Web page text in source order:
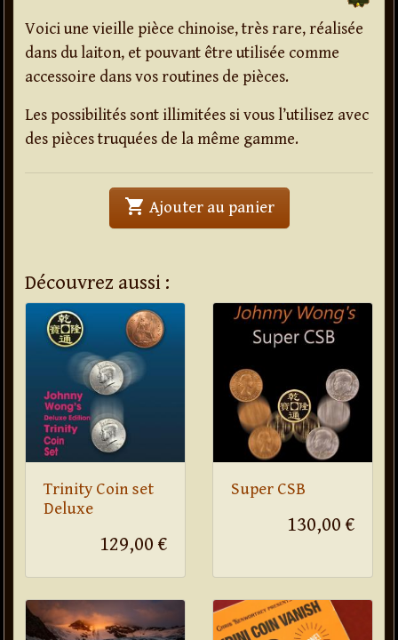
Voici une vieille pièce chinoise, très rare, réalisée
dans du laiton, et pouvant être utilisée comme
accessoire dans vos routines de pièces.
Les possibilités sont illimitées si vous l’utilisez avec
des pièces truquées de la même gamme.
shopping_cart Ajouter au panier' . Pièce
Découvrez aussi :
Trinity Coin set
Deluxe
129,00 €
Super CSB
130,00 €